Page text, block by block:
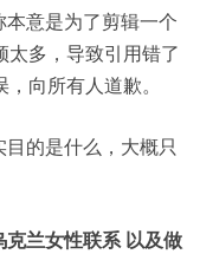
意是为了剪辑一个
多，导致引用错了
向所有人道歉。
的是什么，大概只
兰女性联系 以及做